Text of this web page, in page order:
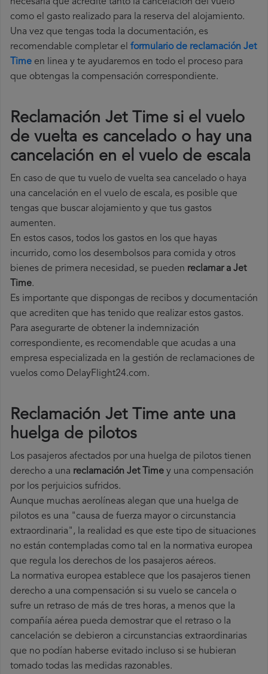
necesaria que acredite tanto la cancelación del vuelo
como el gasto realizado para la reserva del alojamiento.
Una vez que tengas toda la documentación, es
recomendable completar el formulario de reclamación Jet
Time en linea y te ayudaremos en todo el proceso para
que obtengas la compensación correspondiente.
Reclamación Jet Time si el vuelo
de vuelta es cancelado o hay una
cancelación en el vuelo de escala
En caso de que tu vuelo de vuelta sea cancelado o haya
una cancelación en el vuelo de escala, es posible que
tengas que buscar alojamiento y que tus gastos
aumenten.
En estos casos, todos los gastos en los que hayas
incurrido, como los desembolsos para comida y otros
bienes de primera necesidad, se pueden reclamar a Jet
Time.
Es importante que dispongas de recibos y documentación
que acrediten que has tenido que realizar estos gastos.
Para asegurarte de obtener la indemnización
correspondiente, es recomendable que acudas a una
empresa especializada en la gestión de reclamaciones de
vuelos como DelayFlight24.com.
Reclamación Jet Time ante una
huelga de pilotos
Los pasajeros afectados por una huelga de pilotos tienen
derecho a una reclamación Jet Time y una compensación
por los perjuicios sufridos.
Aunque muchas aerolíneas alegan que una huelga de
pilotos es una "causa de fuerza mayor o circunstancia
extraordinaria", la realidad es que este tipo de situaciones
no están contempladas como tal en la normativa europea
que regula los derechos de los pasajeros aéreos.
La normativa europea establece que los pasajeros tienen
derecho a una compensación si su vuelo se cancela o
sufre un retraso de más de tres horas, a menos que la
compañía aérea pueda demostrar que el retraso o la
cancelación se debieron a circunstancias extraordinarias
que no podían haberse evitado incluso si se hubieran
tomado todas las medidas razonables.